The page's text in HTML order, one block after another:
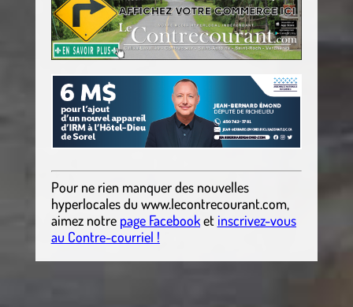
Pour ne rien manquer des nouvelles
hyperlocalesdu www.lecontrecourant.com,
aimez notre page Facebooket inscrivez-vous
au Contre-courriel !